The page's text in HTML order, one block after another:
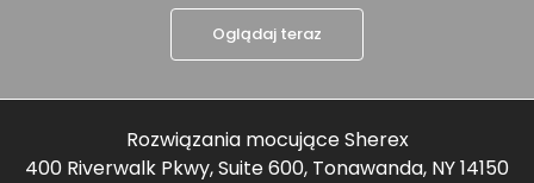
Oglądaj teraz
Rozwiązania mocujące Sherex
400 Riverwalk Pkwy, Suite 600, Tonawanda, NY 14150